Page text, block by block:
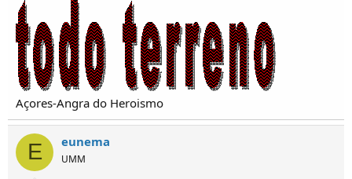
Açores-Angra do Heroismo
E eunema
UMM